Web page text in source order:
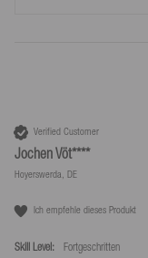
Verified Customer
Jochen Vöt****
Hoyerswerda, DE
Ich empfehle dieses Produkt
Skill Level:
Fortgeschritten